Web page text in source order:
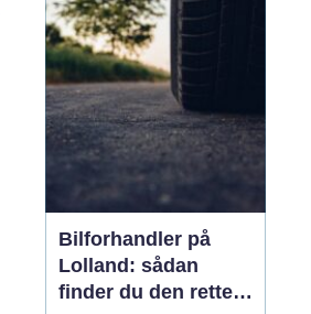
Bilforhandler på
Lolland: sådan
finder du den rette